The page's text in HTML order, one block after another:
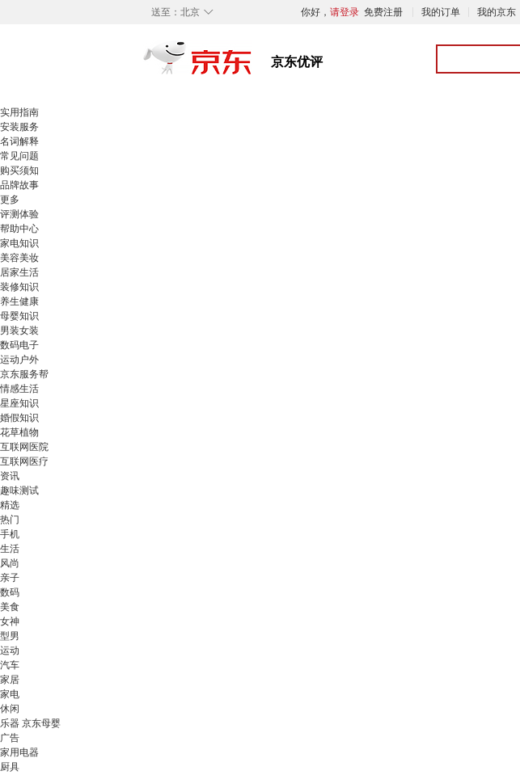
◇
送至： 北京 你好， 请登录 免费注册 我的订单 我的京东
实用指南
安装服务
名词解释
常见问题
购买须知
品牌故事
更多
评测体验
帮助中心
家电知识
美容美妆
居家生活
装修知识
养生健康
母婴知识
男装女装
数码电子
运动户外
京东服务帮
情感生活
星座知识
婚假知识
花草植物
互联网医院
互联网医疗
资讯
趣味测试
精选
热门
手机
生活
风尚
亲子
数码
美食
女神
型男
运动
汽车
家居
家电
休闲
乐器 京东母婴
广告
家用电器
厨具